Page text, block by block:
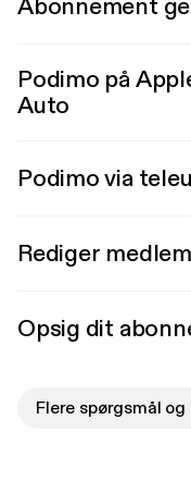
Abonnement
Podimo på
Auto
Podimo via
Rediger
Opsig dit
Flere spørgsmål og